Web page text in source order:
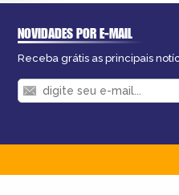
NOVIDADES POR E-MAIL
Receba grátis as principais